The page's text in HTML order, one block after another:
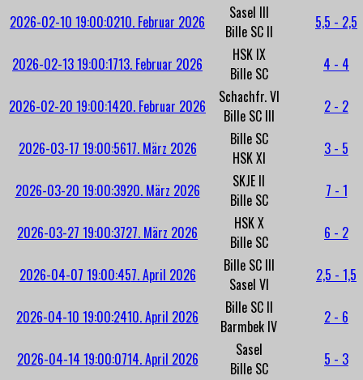
2026-02-10 19:00:0210. Februar 2026
Sasel III
Bille SC II
5,5 - 2,5
2026-02-13 19:00:1713. Februar 2026
HSK IX
Bille SC
4 - 4
2026-02-20 19:00:1420. Februar 2026
Schachfr. VI
Bille SC III
2 - 2
2026-03-17 19:00:5617. März 2026
Bille SC
HSK XI
3 - 5
2026-03-20 19:00:3920. März 2026
SKJE II
Bille SC
7 - 1
2026-03-27 19:00:3727. März 2026
HSK X
Bille SC
6 - 2
2026-04-07 19:00:457. April 2026
Bille SC III
Sasel VI
2,5 - 1,5
2026-04-10 19:00:2410. April 2026
Bille SC II
Barmbek IV
2 - 6
2026-04-14 19:00:0714. April 2026
Sasel
Bille SC
5 - 3